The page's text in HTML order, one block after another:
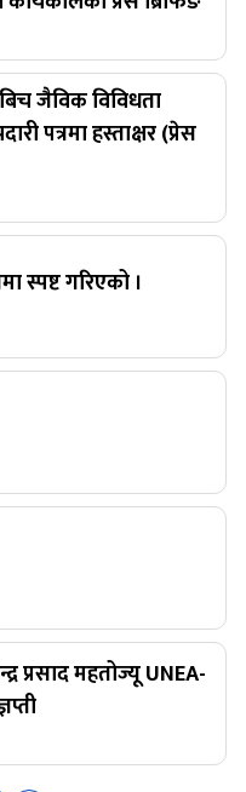
जैविक विविधता
पत्रमा हस्ताक्षर (प्रेस
स्पष्ट गरिएको ।
प्रसाद महतोज्यू UNEA-